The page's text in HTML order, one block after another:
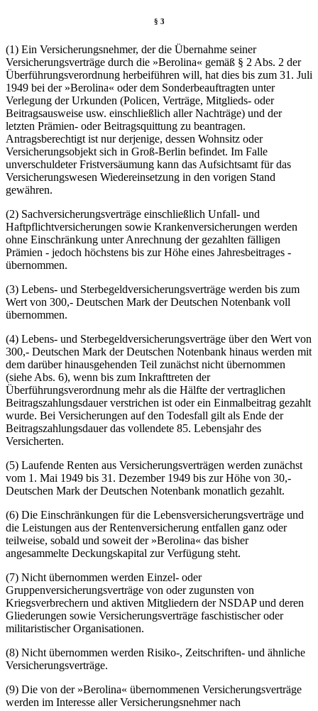
§ 3
(1) Ein Versicherungsnehmer, der die Übernahme seiner
Versicherungsverträge durch die »Berolina« gemäß § 2 Abs. 2 der
Überführungsverordnung herbeiführen will, hat dies bis zum 31. Juli
1949 bei der »Berolina« oder dem Sonderbeauftragten unter
Verlegung der Urkunden (Policen, Verträge, Mitglieds- oder
Beitragsausweise usw. einschließlich aller Nachträge) und der
letzten Prämien- oder Beitragsquittung zu beantragen.
Antragsberechtigt ist nur derjenige, dessen Wohnsitz oder
Versicherungsobjekt sich in Groß-Berlin befindet. Im Falle
unverschuldeter Fristversäumung kann das Aufsichtsamt für das
Versicherungswesen Wiedereinsetzung in den vorigen Stand
gewähren.
(2) Sachversicherungsverträge einschließlich Unfall- und
Haftpflichtversicherungen sowie Krankenversicherungen werden
ohne Einschränkung unter Anrechnung der gezahlten fälligen
Prämien - jedoch höchstens bis zur Höhe eines Jahresbeitrages -
übernommen.
(3) Lebens- und Sterbegeldversicherungsverträge werden bis zum
Wert von 300,- Deutschen Mark der Deutschen Notenbank voll
übernommen.
(4) Lebens- und Sterbegeldversicherungsverträge über den Wert von
300,- Deutschen Mark der Deutschen Notenbank hinaus werden mit
dem darüber hinausgehenden Teil zunächst nicht übernommen
(siehe Abs. 6), wenn bis zum Inkrafttreten der
Überführungsverordnung mehr als die Hälfte der vertraglichen
Beitragszahlungsdauer verstrichen ist oder ein Einmalbeitrag gezahlt
wurde. Bei Versicherungen auf den Todesfall gilt als Ende der
Beitragszahlungsdauer das vollendete 85. Lebensjahr des
Versicherten.
(5) Laufende Renten aus Versicherungsverträgen werden zunächst
vom 1. Mai 1949 bis 31. Dezember 1949 bis zur Höhe von 30,-
Deutschen Mark der Deutschen Notenbank monatlich gezahlt.
(6) Die Einschränkungen für die Lebensversicherungsverträge und
die Leistungen aus der Rentenversicherung entfallen ganz oder
teilweise, sobald und soweit der »Berolina« das bisher
angesammelte Deckungskapital zur Verfügung steht.
(7) Nicht übernommen werden Einzel- oder
Gruppenversicherungsverträge von oder zugunsten von
Kriegsverbrechern und aktiven Mitgliedern der NSDAP und deren
Gliederungen sowie Versicherungsverträge faschistischer oder
militaristischer Organisationen.
(8) Nicht übernommen werden Risiko-, Zeitschriften- und ähnliche
Versicherungsverträge.
(9) Die von der »Berolina« übernommenen Versicherungsverträge
werden im Interesse aller Versicherungsnehmer nach